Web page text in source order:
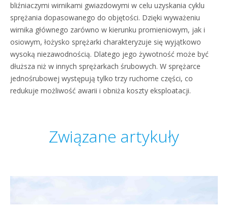
bliźniaczymi wirnikami gwiazdowymi w celu uzyskania cyklu
sprężania dopasowanego do objętości. Dzięki wyważeniu
wirnika głównego zarówno w kierunku promieniowym, jak i
osiowym, łożysko sprężarki charakteryzuje się wyjątkowo
wysoką niezawodnością. Dlatego jego żywotność może być
dłuższa niż w innych sprężarkach śrubowych. W sprężarce
jednośrubowej występują tylko trzy ruchome części, co
redukuje możliwość awarii i obniża koszty eksploatacji.
Związane artykuły